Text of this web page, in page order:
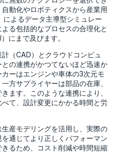
動化やロボティクスから産業用
よるデータ主導型シミュレー
る包括的なプロセスの合理化と
にまで及びます。
（CAD）とクラウドコンピュ
の連携がかつてないほど迅速か
ーはエンジンや車体の3次元モ
方サプライヤーは部品の在庫、
ます。このような連携により、
て、設計変更にかかる時間と労
産モデリングを活用し、実際の
通じてより正しくパフォーマン
るため、コスト削減や時間短縮